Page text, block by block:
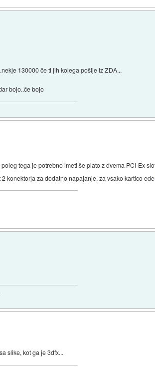
130000 če ti jih kolega pošlje iz ZDA...
bojo..če bojo
tega je potrebno imeti še plato z dvema PCI-Ex
konektorja za dodatno napajanje, za vsako kartico
slike, kot ga je 3dfx...